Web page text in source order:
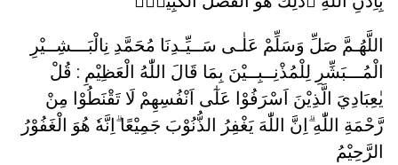
اللَّهُـمَّ صَلِّ وَسَلِّمْ عَلٰـى سَــيِّـدِنَا مُحَمَّدِ نِالْبَـــشِــيْرِ
الْمُـــبَشِّرِ لِلْمُذْنِــبِــيْنَ بِمَا قَالَ اللّٰهُ الْعَظِيْمِ : قُلْ
يٰعِبَادِيَ الَّذِيْنَ اَسْرَفُوْا عَلٰٓى اَنْفُسِهِمْ لَا تَقْنَطُوْا مِنْ
رَّحْمَةِ اللّٰهِ ۗاِنَّ اللّٰهَ يَغْفِرُ الذُّنُوْبَ جَمِيْعًا ۗاِنَّهٗ هُوَ الْغَفُوْرُ
الرَّحِيْمُ